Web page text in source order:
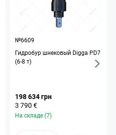
№6609
Гидробур шнековый Digga PD7
(6-8 т)
198 634 грн
3 790 €
На складе (7)